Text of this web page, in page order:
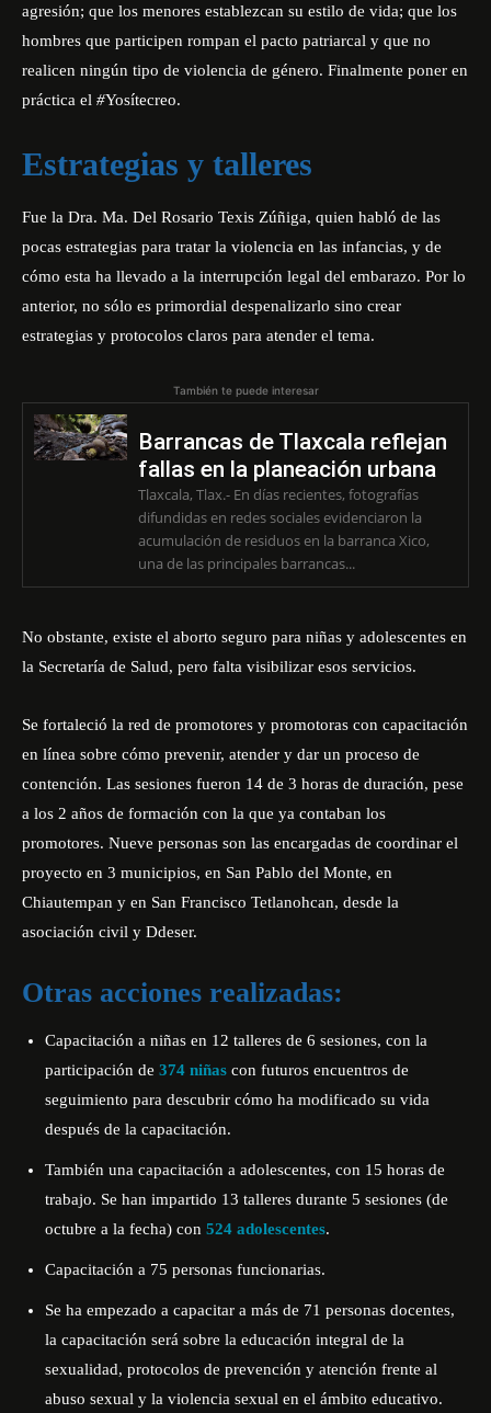
agresión; que los menores establezcan su estilo de vida; que los
hombres que participen rompan el pacto patriarcal y que no
realicen ningún tipo de violencia de género. Finalmente poner en
práctica el #Yosítecreo.
Estrategias y talleres
Fue la Dra. Ma. Del Rosario Texis Zúñiga, quien habló de las
pocas estrategias para tratar la violencia en las infancias, y de
cómo esta ha llevado a la interrupción legal del embarazo. Por lo
anterior, no sólo es primordial despenalizarlo sino crear
estrategias y protocolos claros para atender el tema.
También te puede interesar
Barrancas de Tlaxcala reflejan
fallas en la planeación urbana
Tlaxcala, Tlax.- En días recientes, fotografías
difundidas en redes sociales evidenciaron la
acumulación de residuos en la barranca Xico,
una de las principales barrancas...
No obstante, existe el aborto seguro para niñas y adolescentes en
la Secretaría de Salud, pero falta visibilizar esos servicios.
Se fortaleció la red de promotores y promotoras con capacitación
en línea sobre cómo prevenir, atender y dar un proceso de
contención. Las sesiones fueron 14 de 3 horas de duración, pese
a los 2 años de formación con la que ya contaban los
promotores. Nueve personas son las encargadas de coordinar el
proyecto en 3 municipios, en San Pablo del Monte, en
Chiautempan y en San Francisco Tetlanohcan, desde la
asociación civil y Ddeser.
Otras acciones realizadas:
Capacitación a niñas en 12 talleres de 6 sesiones, con la
participación de 374 niñas con futuros encuentros de
seguimiento para descubrir cómo ha modificado su vida
después de la capacitación.
También una capacitación a adolescentes, con 15 horas de
trabajo. Se han impartido 13 talleres durante 5 sesiones (de
octubre a la fecha) con 524 adolescentes.
Capacitación a 75 personas funcionarias.
Se ha empezado a capacitar a más de 71 personas docentes,
la capacitación será sobre la educación integral de la
sexualidad, protocolos de prevención y atención frente al
abuso sexual y la violencia sexual en el ámbito educativo.